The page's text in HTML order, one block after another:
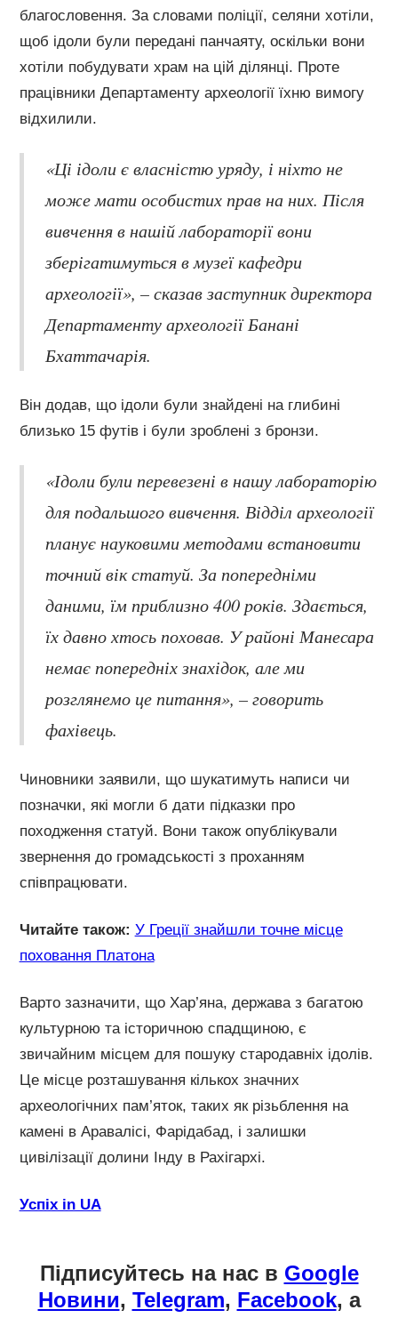
благословення. За словами поліції, селяни хотіли,
щоб ідоли були передані панчаяту, оскільки вони
хотіли побудувати храм на цій ділянці. Проте
працівники Департаменту археології їхню вимогу
відхилили.
«Ці ідоли є власністю уряду, і ніхто не
може мати особистих прав на них. Після
вивчення в нашій лабораторії вони
зберігатимуться в музеї кафедри
археології», – сказав заступник директора
Департаменту археології Банані
Бхаттачарія.
Він додав, що ідоли були знайдені на глибині
близько 15 футів і були зроблені з бронзи.
«Ідоли були перевезені в нашу лабораторію
для подальшого вивчення. Відділ археології
планує науковими методами встановити
точний вік статуй. За попередніми
даними, їм приблизно 400 років. Здається,
їх давно хтось поховав. У районі Манесара
немає попередніх знахідок, але ми
розглянемо це питання», – говорить
фахівець.
Чиновники заявили, що шукатимуть написи чи
позначки, які могли б дати підказки про
походження статуй. Вони також опублікували
звернення до громадськості з проханням
співпрацювати.
Читайте також: У Греції знайшли точне місце
поховання Платона
Варто зазначити, що Хар’яна, держава з багатою
культурною та історичною спадщиною, є
звичайним місцем для пошуку стародавніх ідолів.
Це місце розташування кількох значних
археологічних пам’яток, таких як різьблення на
камені в Аравалісі, Фарідабад, і залишки
цивілізації долини Інду в Рахігархі.
Успіх in UA
Підписуйтесь на нас в Google
Новини, Telegram, Facebook, а